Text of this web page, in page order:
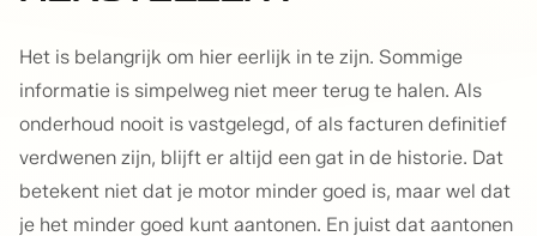
Het is belangrijk om hier eerlijk in te zijn. Sommige
informatie is simpelweg niet meer terug te halen. Als
onderhoud nooit is vastgelegd, of als facturen definitief
verdwenen zijn, blijft er altijd een gat in de historie. Dat
betekent niet dat je motor minder goed is, maar wel dat
je het minder goed kunt aantonen. En juist dat aantonen